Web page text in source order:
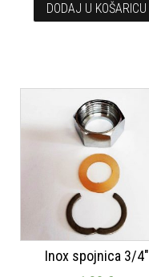
DODAJ U KOŠARICU
Inox spojnica 3/4″